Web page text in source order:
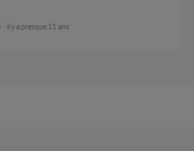
il y a presque 11 ans